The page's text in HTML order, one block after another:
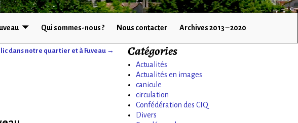
Qui sommes-nous ? Nous contacter Archives 2013 – 2020
dans notre quartier et à Fuveau → Catégories
Actualités
Actualités en images
canicule
circulation
Confédération des CIQ
Divers